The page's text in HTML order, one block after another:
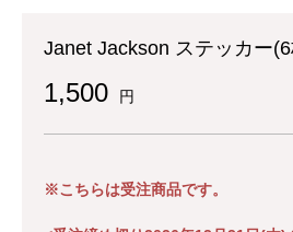
Janet Jackson ステッカー
1,500 円
※こちらは受注商品です。